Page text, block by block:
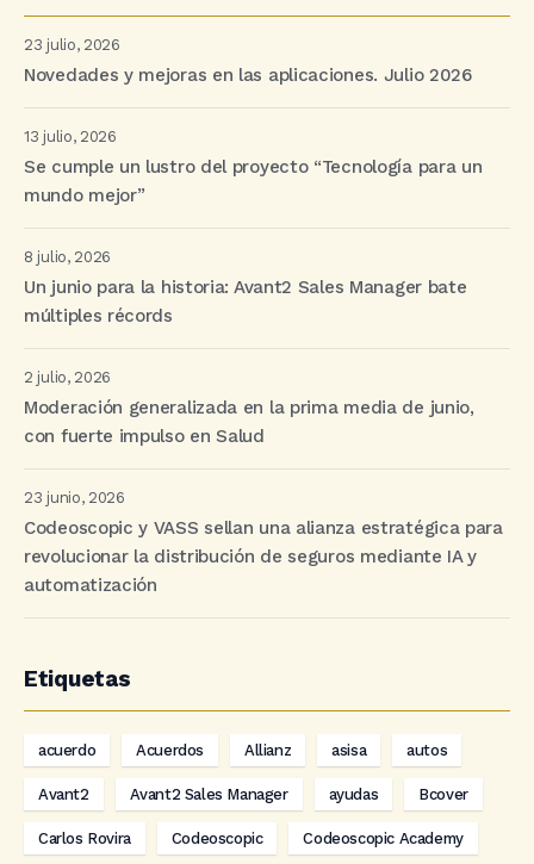
23 julio, 2026
Novedades y mejoras en las aplicaciones. Julio 2026
13 julio, 2026
Se cumple un lustro del proyecto “Tecnología para un
mundo mejor”
8 julio, 2026
Un junio para la historia: Avant2 Sales Manager bate
múltiples récords
2 julio, 2026
Moderación generalizada en la prima media de junio,
con fuerte impulso en Salud
23 junio, 2026
Codeoscopic y VASS sellan una alianza estratégica para
revolucionar la distribución de seguros mediante IA y
automatización
Etiquetas
acuerdo Acuerdos Allianz asisa autos
Avant2 Avant2 Sales Manager ayudas Bcover
Carlos Rovira Codeoscopic Codeoscopic Academy